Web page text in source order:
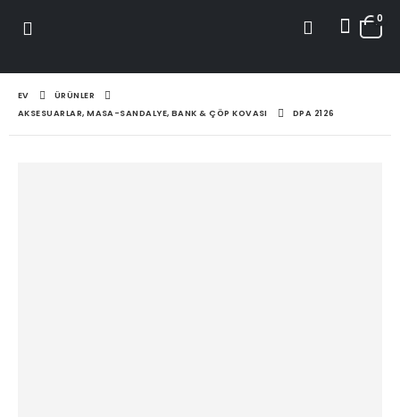
0
EV
ÜRÜNLER
AKSESUARLAR, MASA-SANDALYE, BANK & ÇÖP KOVASI
DPA 2126